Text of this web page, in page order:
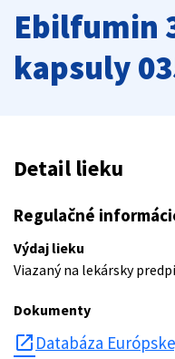
Ebilfumin
kapsuly
Detail lieku
Regulačné
Výdaj lieku
Viazaný na lekársky
Dokumenty
open_in_new Databáza